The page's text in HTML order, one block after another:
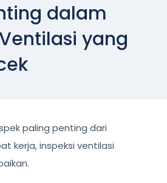
dalam
yang
paling penting dari
kerja, inspeksi ventilasi